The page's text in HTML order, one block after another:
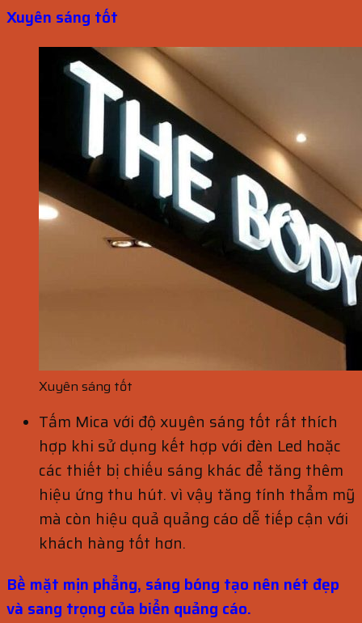
Xuyên sáng tốt
Xuyên sáng tốt
Tấm Mica với độ xuyên sáng tốt rất thích
hợp khi sử dụng kết hợp với đèn Led hoặc
các thiết bị chiếu sáng khác để tăng thêm
hiệu ứng thu hút. vì vậy tăng tính thẩm mỹ
mà còn hiệu quả quảng cáo dễ tiếp cận với
khách hàng tốt hơn.
Bề mặt mịn phẳng, sáng bóng tạo nên nét đẹp
và sang trọng của biển quảng cáo.